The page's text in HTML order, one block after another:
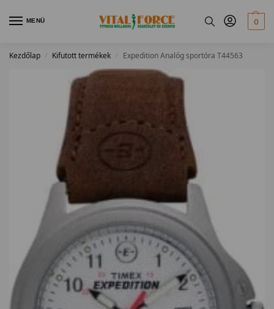
MENÜ 0
Kezdőlap / Kifutott termékek / Expedition Analóg sportóra T44563